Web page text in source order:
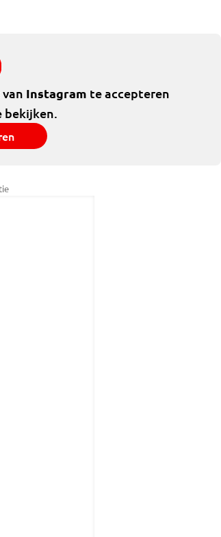
Instagram te accepteren
bekijken.